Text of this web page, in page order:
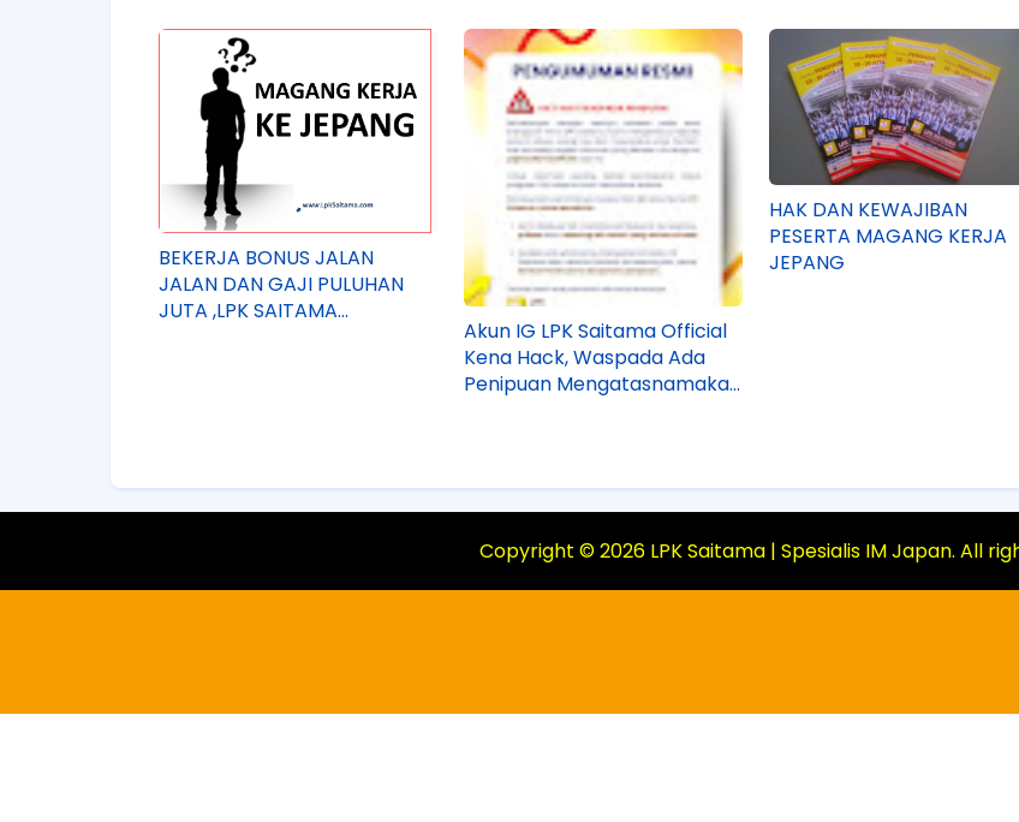
BEKERJA BONUS JALAN
JALAN DAN GAJI PULUHAN
JUTA ,LPK SAITAMA
Akun IG LPK Saitama Official
Kena Hack, Waspada Ada
Penipuan Mengatasnamakan
HAK DAN KEWAJIBAN
PESERTA MAGANG KERJA
JEPANG
Copyright ©2026 LPK Saitama | Spesialis IM Japan. All